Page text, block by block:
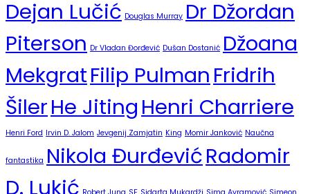
Dejan Lučić Douglas Murray Dr Džordan
Piterson Dr Vladan Đorđević Dušan Dostanić Džoana
MekgratFilip PulmanFridrih
ŠilerHe JitingHenri Charriere
Henri Ford Irvin D. Jalom Jevgenij Zamjatin King Momir Janković Naučna
fantastika Nikola ĐurđevićRadomir
D. Lukić